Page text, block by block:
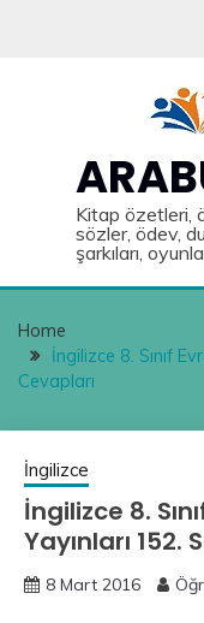
Kitap özetleri,
sözler, ödev,
şarkıları,
Home
İngilizce 8. Sınıf
Cevapları
İngilizce
İngilizce 8.
Yayınları 152.
8 Mart 2016